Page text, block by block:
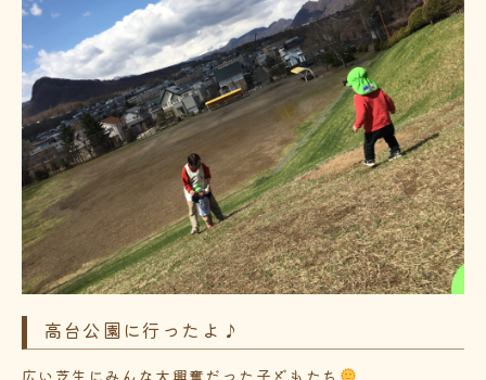
高台公園に行ったよ♪
広い芝生にみんな大興奮だった子どもたち